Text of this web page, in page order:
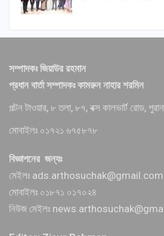
সম্পাদকঃ জিয়াউর রহমান
প্রধান বার্তা সম্পাদকঃ কামরুন নাহার শরমিন
পল্টন টাওয়ার, ৮ তলা, ৮৭, বক্স কালভার্ট রোড,
মোবাইলঃ ০১৭২১ ৬৭৫৮৭৮
বিজ্ঞাপনের জন্যঃ
মেইলঃ ads.arthosuchak@gmail.com
মোবাইলঃ ০১৮৭১ ০১৭০২৪
নিউজ মেইলঃ